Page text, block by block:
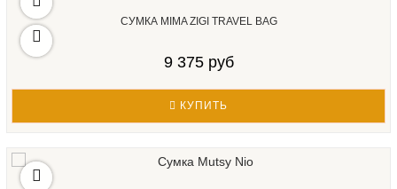
СУМКА MIMA ZIGI TRAVEL BAG
9 375 руб
КУПИТЬ